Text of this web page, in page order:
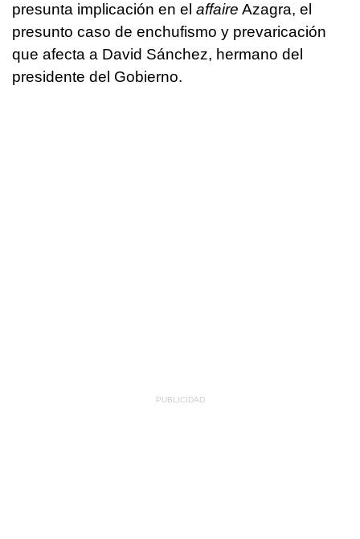
presunta implicación en el affaire Azagra, el
presunto caso de enchufismo y prevaricación
que afecta a David Sánchez, hermano del
presidente del Gobierno.